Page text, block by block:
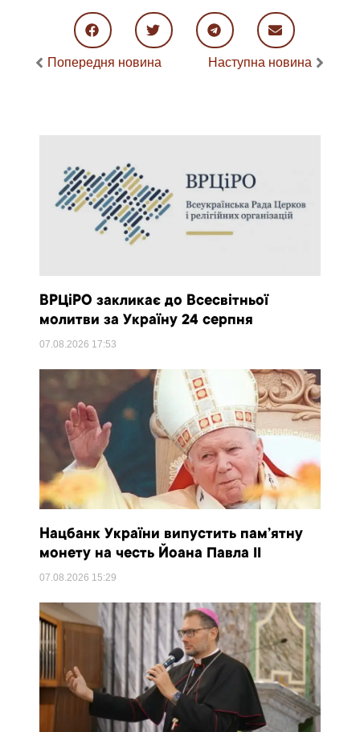
Попередня новина Наступна новина
ВРЦіРО закликає до Всесвітньої
молитви за Україну 24 серпня
07.08.2026 17:53
Нацбанк України випустить пам’ятну
монету на честь Йоана Павла II
07.08.2026 15:29